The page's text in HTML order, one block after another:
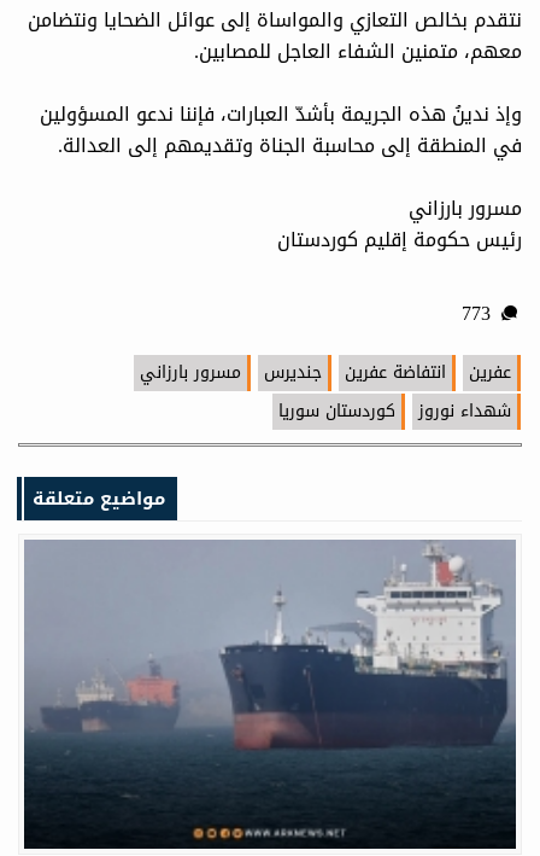
نتقدم بخالص التعازي والمواساة إلى عوائل الضحايا ونتضامن
معهم، متمنين الشفاء العاجل للمصابين.
وإذ ندينُ هذه الجريمة بأشدّ العبارات، فإننا ندعو المسؤولين
في المنطقة إلى محاسبة الجناة وتقديمهم إلى العدالة.
مسرور بارزاني
رئيس حكومة إقليم كوردستان
عفرين انتفاضة عفرين جنديرس
مسرور بارزاني
شهداء نوروز
كوردستان سوريا
مواضيع متعلقة